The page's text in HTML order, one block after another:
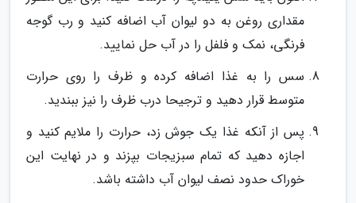
مقداری روغن به دو لیوان آب اضافه کنید و رب گوجه
فرنگی، نمک و فلفل را در آب حل نمایید.
سس را به غذا اضافه کرده و ظرف را روی حرارت
متوسط قرار دهید و ترجیحا درب ظرف را نیز ببندید.
پس از آنکه غذا یک جوش زد، حرارت را ملایم کنید و
اجازه دهید که تمام سبزیجات بپزند و در نهایت این
خوراک حدود نصف لیوان آب داشته باشد.